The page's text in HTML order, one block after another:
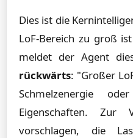
Dies ist die
LoF-Bereich zu groß
meldet der Agent
rückwärts: "Großer
Schmelzenergie
Eigenschaften. Zur
vorschlagen, die